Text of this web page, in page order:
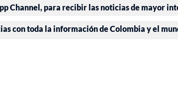
Channel, para recibir las noticias de mayor
con toda la información de Colombia y el